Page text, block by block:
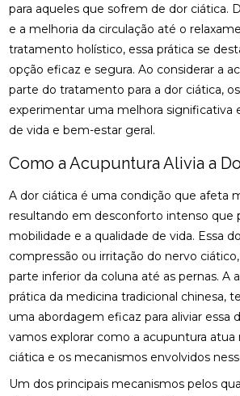
para aqueles que sofrem de dor ciática.
e a melhoria da circulação até o
tratamento holístico, essa prática se
opção eficaz e segura. Ao considerar a
parte do tratamento para a dor ciática,
experimentar uma melhora significativa
de vida e bem-estar geral.
Como a Acupuntura Alivia a
A dor ciática é uma condição que afeta
resultando em desconforto intenso que
mobilidade e a qualidade de vida. Essa
compressão ou irritação do nervo
parte inferior da coluna até as pernas. A
prática da medicina tradicional chinesa,
uma abordagem eficaz para aliviar essa
vamos explorar como a acupuntura atua
ciática e os mecanismos envolvidos
Um dos principais mecanismos pelos
CLÍNICA DE QUIROPRAXIA PERTO DE MIM: TUDO
SOBRE O TEMA
COMO A ACUPUNTURA PODE ALIVIAR A
ENXAQUECA DE FORMA EFICAZ
COMO A ACUPUNTURA PODE ALIVIAR A
ENXAQUECA E MELHORAR SUA
VIDA
COMO A ACUPUNTURA PODE ALIVIAR A
COMO A CONSULTA COM UM ACUPUNTURISTA
PODE TRANSFORMAR SUA SAÚDE
REABILITAÇÃO DO LABIRINTO
COMO A FISIOTERAPIA RESPIRATÓRIA DOMICILIAR
PODE MELHORAR SUA
COMO A OSTEOPATIA PARA COLUNA PODE
MELHORAR SUA SAÚDE